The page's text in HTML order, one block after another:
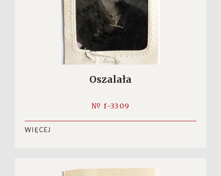
Oszalała
№ f-3309
WIĘCEJ